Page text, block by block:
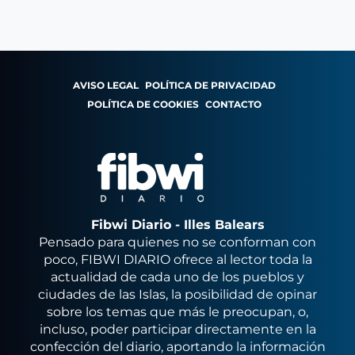
AVISO LEGAL POLÍTICA DE PRIVACIDAD
POLÍTICA DE COOKIES CONTACTO
Fibwi Diario - Illes Balears
Pensado para quienes no se conforman con
poco, FIBWI DIARIO ofrece al lector toda la
actualidad de cada uno de los pueblos y
ciudades de las Islas, la posibilidad de opinar
sobre los temas que más le preocupan, o,
incluso, poder participar directamente en la
confección del diario, aportando la información